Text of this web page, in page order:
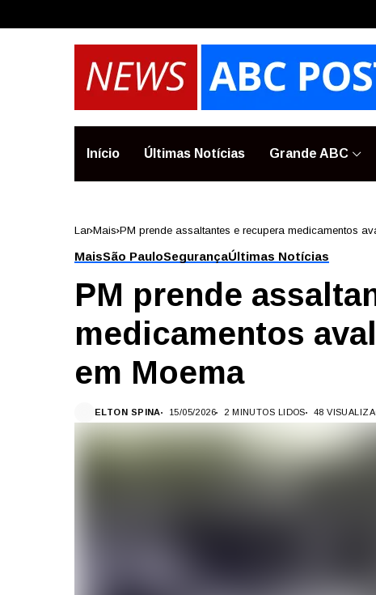
Início Últimas Notícias Grande ABC
Lar Mais PM prende assaltantes e recupera medicamentos
MaisSão PauloSegurançaÚltimas Notícias
PM prende
medicamentos
em Moema
ELTON SPINA 15/05/2026 2 MINUTOS LIDOS 48